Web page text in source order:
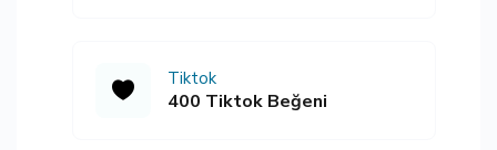
Tiktok
400 Tiktok Beğeni